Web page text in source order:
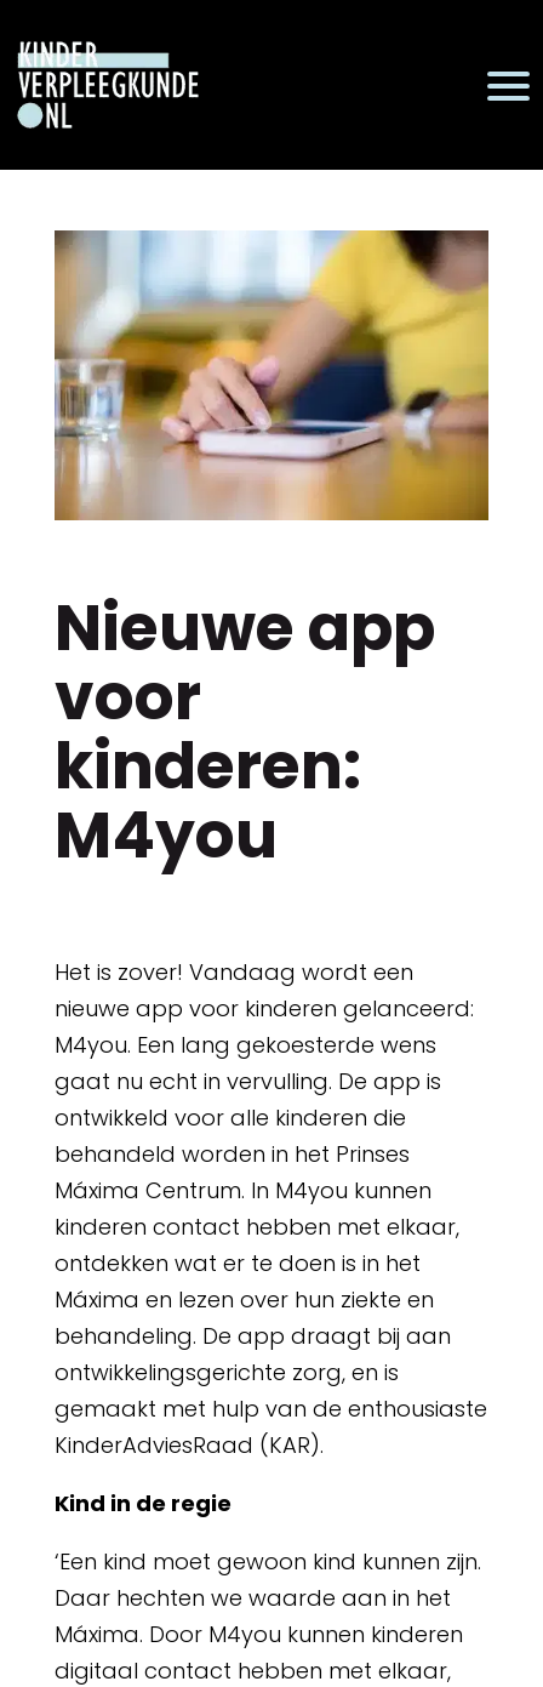
Nieuwe app
voor
kinderen:
M4you
Het is zover! Vandaag wordt een
nieuwe app voor kinderen gelanceerd:
M4you. Een lang gekoesterde wens
gaat nu echt in vervulling. De app is
ontwikkeld voor alle kinderen die
behandeld worden in het Prinses
Máxima Centrum. In M4you kunnen
kinderen contact hebben met elkaar,
ontdekken wat er te doen is in het
Máxima en lezen over hun ziekte en
behandeling. De app draagt bij aan
ontwikkelingsgerichte zorg, en is
gemaakt met hulp van de enthousiaste
KinderAdviesRaad (KAR).
Kind in de regie
‘Een kind moet gewoon kind kunnen zijn.
Daar hechten we waarde aan in het
Máxima. Door M4you kunnen kinderen
digitaal contact hebben met elkaar,